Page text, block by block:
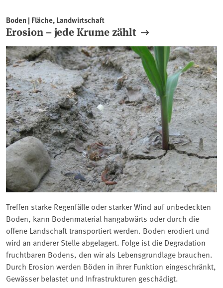
Boden | Fläche, Landwirtschaft
Erosion – jede Krume zählt
Treffen starke Regenfälle oder starker Wind auf unbedeckten
Boden, kann Bodenmaterial hangabwärts oder durch die
offene Landschaft transportiert werden. Boden erodiert und
wird an anderer Stelle abgelagert. Folge ist die Degradation
fruchtbaren Bodens, den wir als Lebensgrundlage brauchen.
Durch Erosion werden Böden in ihrer Funktion eingeschränkt,
Gewässer belastet und Infrastrukturen geschädigt.